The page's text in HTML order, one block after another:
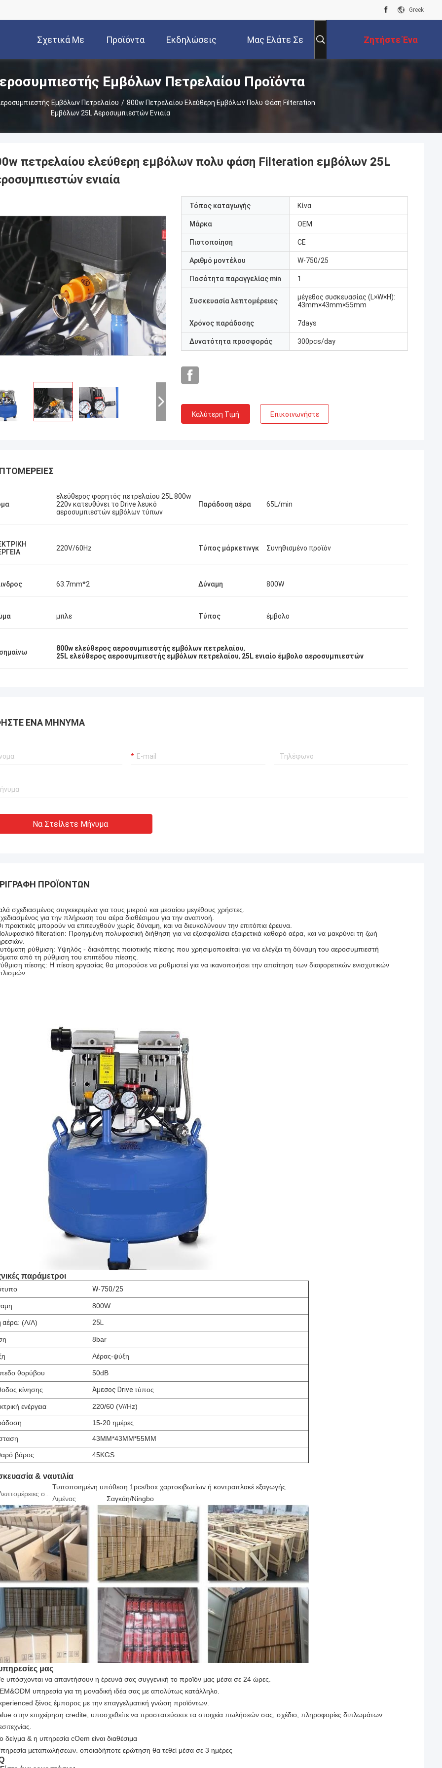
Greek
Σχετικά Με
Εμάς
Προϊόντα Εκδηλώσεις Μας Ελάτε Σε
Επαφή Με
Ζητήστε Ένα
Απόσπασμα
Εμβόλων Πετρελαίου Προϊόντα
Εμβόλων Πετρελαίου / 800w Πετρελαίου Ελεύθερη Εμβόλων Πολυ Φάση Filteration
Εμβόλων 25L Αεροσυμπιεστών Ενιαία
την ομάδα εγκατάστασης σε
ευχαριστημένοι με αυτήν την
πετρελαίου ελεύθερη εμβόλων πολυ φάση Filteration εμβόλων 25L
ενιαία
Τόπος καταγωγής Κίνα
Μάρκα OEM
Πιστοποίηση CE
Αριθμό μοντέλου W-750/25
Ποσότητα παραγγελίας min 1
Συσκευασία λεπτομέρειες
μέγεθος συσκευασίας (L×W×H):
43mm×43mm×55mm
Χρόνος παράδοσης 7days
Δυνατότητα προσφοράς 300pcs/day
Καλύτερη Τιμή Επικοινωνήστε
ελεύθερος φορητός πετρελαίου 25L 800w
220v κατευθύνει το Drive λευκό
αεροσυμπιεστών εμβόλων τύπων
Παράδοση αέρα 65L/min
220V/60Hz Τύπος μάρκετινγκ Συνηθισμένο προϊόν
63.7mm*2 Δύναμη 800W
μπλε Τύπος έμβολο
800w ελεύθερος αεροσυμπιεστής εμβόλων πετρελαίου,
25L ελεύθερος αεροσυμπιεστής εμβόλων πετρελαίου, 25L ενιαίο έμβολο αεροσυμπιεστών
ΈΝΑ ΜΉΝΥΜΑ
Να Στείλετε Μήνυμα
ΠΡΟΪΌΝΤΩΝ
σχεδιασμένος συγκεκριμένα για τους μικρού και μεσαίου μεγέθους χρήστες.
για την πλήρωση του αέρα διαθέσιμου για την αναπνοή.
πρακτικές μπορούν να επιτευχθούν χωρίς δύναμη, και να διευκολύνουν την επιτόπια έρευνα.
filteration: Προηγμένη πολυφασική διήθηση για να εξασφαλίσει εξαιρετικά καθαρό αέρα, και να μακρύνει τη ζωή
ρύθμιση: Υψηλός - διακόπτης ποιοτικής πίεσης που χρησιμοποιείται για να ελέγξει τη δύναμη του αεροσυμπιεστή
από τη ρύθμιση του επιπέδου πίεσης.
πίεσης: Η πίεση εργασίας θα μπορούσε να ρυθμιστεί για να ικανοποιήσει την απαίτηση των διαφορετικών ενισχυτικών
παράμετροι
W-750/25
800W
αέρα: (Λ/Λ) 25L
8bar
Αέρας-ψύξη
θορύβου 50dB
κίνησης Άμεσος Drive τύπος
ενέργεια 220/60 (V//Hz)
15-20 ημέρες
43MM*43MM*55MM
βάρος 45KGS
& ναυτιλία
συσκευασίας
Τυποποιημένη υπόθεση 1pcs/box χαρτοκιβωτίων ή κοντραπλακέ εξαγωγής
Λιμένας
Σαγκάη/Ningbo
μας
υπόσχονται να απαντήσουν η έρευνά σας συγγενική το προϊόν μας μέσα σε 24 ώρες.
υπηρεσία για τη μοναδική ιδέα σας με απολύτως κατάλληλο.
ξένος έμπορος με την επαγγελματική γνώση προϊόντων.
στην επιχείρηση credite, υποσχεθείτε να προστατεύσετε τα στοιχεία πωλήσεών σας, σχέδιο, πληροφορίες διπλωμάτων
δείγμα & η υπηρεσία cOem είναι διαθέσιμα
μεταπωλήσεων. οποιαδήποτε ερώτηση θα τεθεί μέσα σε 3 ημέρες